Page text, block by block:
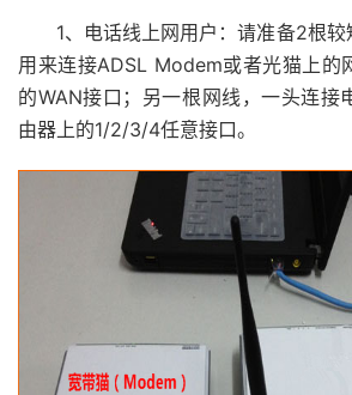
1、电话线上网用户：请准备2根
用来连接ADSL Modem或者光猫上的
的WAN接口；另一根网线，一头连接
由器上的1/2/3/4任意接口。